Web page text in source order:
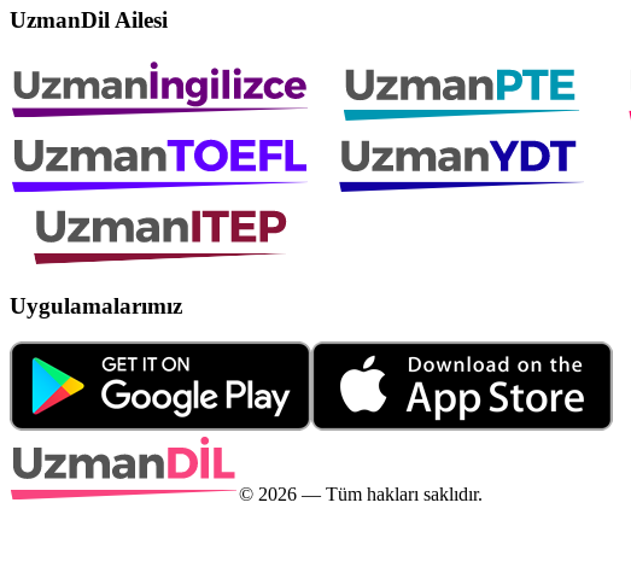
UzmanDil Ailesi
Uygulamalarımız
© 2026 — Tüm hakları saklıdır.